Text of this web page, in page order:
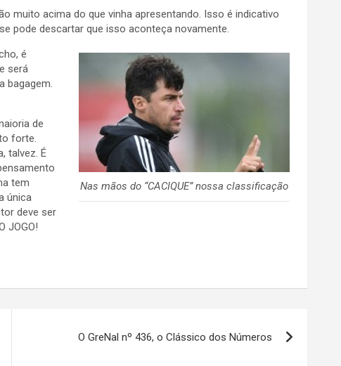
muito acima do que vinha apresentando. Isso é indicativo
pode descartar que isso aconteça novamente.
Nas mãos do “CACIQUE” nossa classificação
é
será
bagagem.
de
forte.
talvez. É
tem
única
deve ser
JOGO!
O GreNal nº 436, o Clássico dos Números